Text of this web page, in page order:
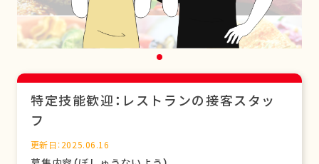
特定技能歓迎：レストランの接客スタッ
フ
更新日：2025.06.16